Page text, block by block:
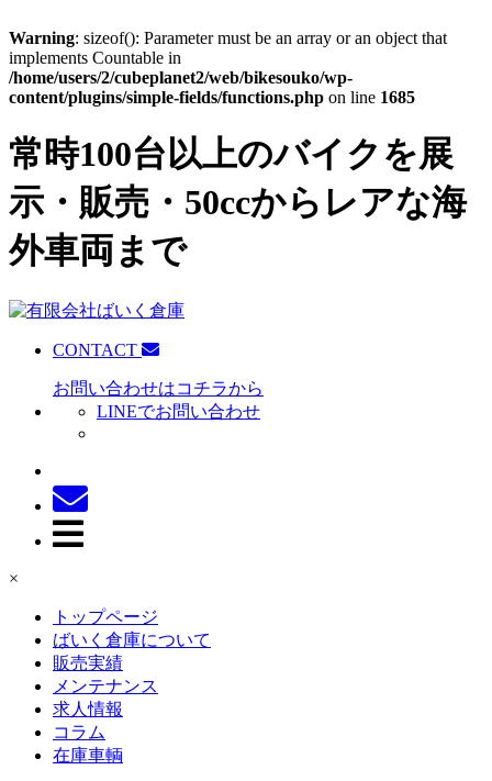
Warning: sizeof(): Parameter must be an array or an object that
implements Countable in
/home/users/2/cubeplanet2/web/bikesouko/wp-
content/plugins/simple-fields/functions.php on line 1685
常時100台以上のバイクを展
示・販売・50ccからレアな海
外車両まで
CONTACT
お問い合わせはコチラから
LINEでお問い合わせ
×
トップページ
ばいく倉庫について
販売実績
メンテナンス
求人情報
コラム
在庫車輌